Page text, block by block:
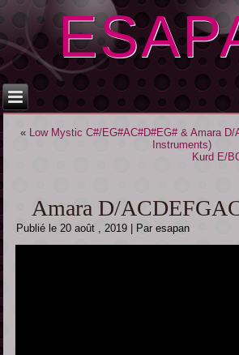
« Low Mystic C#/EG#AC#D#EG# & Amara
Instruments)
Kurd E/
Amara D/
Publié le 20 août , 2019 Par esapan